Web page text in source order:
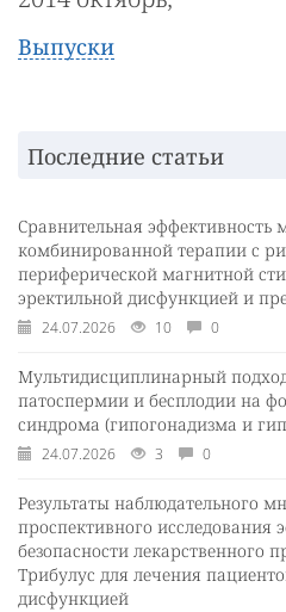
Выпуски
Последние статьи
Сравнительная
комбинированной терапии с
периферической магнитной
эректильной дисфункцией и
24.07.2026 10 0
Мультидисциплинарный
патоспермии и бесплодии на
синдрома (гипогонадизма и
24.07.2026 3 0
Результаты наблюдательного
проспективного исследования
безопасности лекарственного
Трибулус для лечения
дисфункцией